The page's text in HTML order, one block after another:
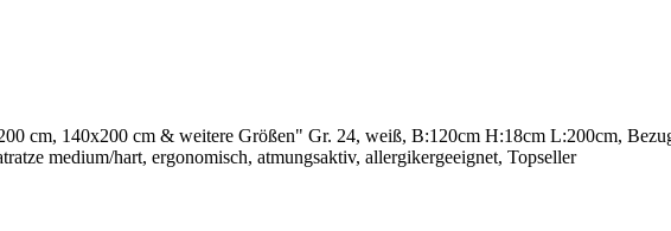
cm, 140x200 cm & weitere Größen" Gr. 24, weiß, B:120cm H:18cm L:200cm,
medium/hart, ergonomisch, atmungsaktiv, allergikergeeignet, Topseller